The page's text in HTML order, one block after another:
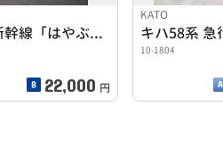
E5系 新幹線「はやぶさ」増結セットB付き。
22,000 円
KATO
10-1804